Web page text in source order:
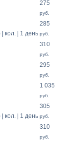
275
руб.
кол. | 1 день
285
руб.
310
руб.
295
руб.
1 035
руб.
кол. | 1 день
305
руб.
310
руб.